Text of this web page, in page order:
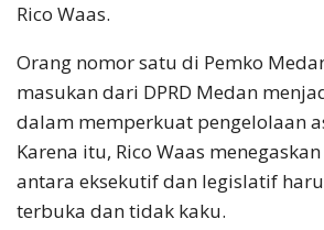
Rico Waas.
Orang nomor satu di Pemko
masukan dari DPRD Medan
dalam memperkuat pengelolaan
Karena itu, Rico Waas
antara eksekutif dan legislatif
terbuka dan tidak kaku.